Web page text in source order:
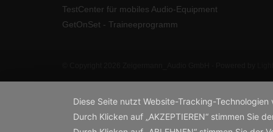
TestCenter für mobiles Audio-Equipment
GetOnSet - Traineeprogramm
Diese Seite nutzt Website-Tracking-
Durch Klicken auf „AKZEPTIEREN“ stimmen Sie